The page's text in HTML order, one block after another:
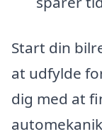
Start din
at udfylde
dig med at